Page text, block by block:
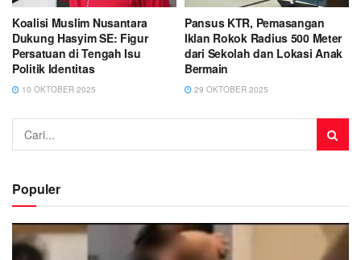
Koalisi Muslim Nusantara
Dukung Hasyim SE: Figur
Persatuan di Tengah Isu
Politik Identitas
10 OKTOBER 2025
Pansus KTR, Pemasangan
Iklan Rokok Radius 500 Meter
dari Sekolah dan Lokasi Anak
Bermain
29 OKTOBER 2025
Populer